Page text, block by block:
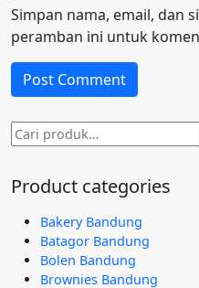
Simpan nama, email, dan
peramban ini untuk
Pencarian
untuk:
Product categories
Bakery Bandung
Batagor Bandung
Bolen Bandung
Brownies Bandung